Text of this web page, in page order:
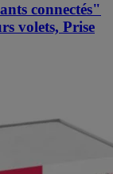
connectés"
volets, Prise